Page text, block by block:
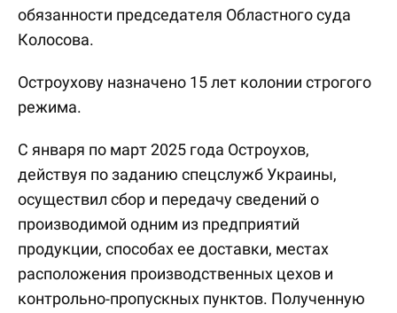
обязанности председателя Областного суда
Колосова.
Остроухову назначено 15 лет колонии строгого
режима.
С января по март 2025 года Остроухов,
действуя по заданию спецслужб Украины,
осуществил сбор и передачу сведений о
производимой одним из предприятий
продукции, способах ее доставки, местах
расположения производственных цехов и
контрольно-пропускных пунктов. Полученную